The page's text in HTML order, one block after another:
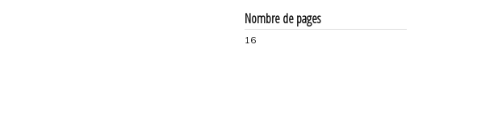
Nombre de pages
16